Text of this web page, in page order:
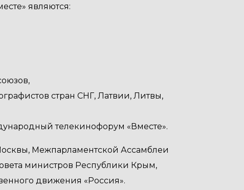
являются:
стран СНГ, Латвии, Литвы,
телекинофорум «Вместе».
Межпарламентской Ассамблеи
министров Республики Крым,
движения «Россия».